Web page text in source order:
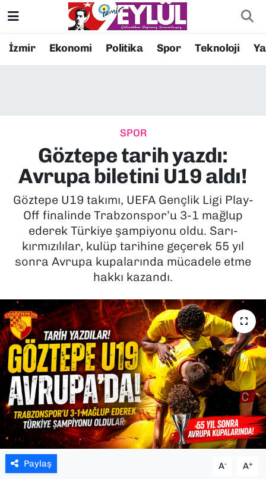
İzmir Ekonomi Politika Spor Teknoloji
SPOR
Göztepe tarih yazdı:
Avrupa biletini U19 aldı!
Göztepe U19 takımı, UEFA Gençlik Ligi Play-
Off finalinde Trabzonspor’u 3-1 mağlup
ederek Türkiye şampiyonu oldu. Sarı-
kırmızılılar, kulüp tarihine geçerek 55 yıl
sonra Avrupa kupalarında mücadele etme
hakkı kazandı.
Paylaş A- A+
Resmi İlanlar
EKONOMİ
KÜLTÜR SANAT
MAGAZİN
POLİTİKA
SPOR
TEKNOLOJİ
YAŞAM
YEREL YÖNETİMLER
Konak Nöbetçi Eczaneler
Süper Lig Puan Durumu ve Fikstür
Tüm Manşetler
Son Dakika Haberleri
Haber Arşivi